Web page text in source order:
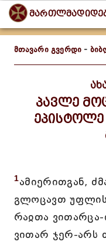
მთავარი გვერდი -
პავლე
1ამიერითგან,
გლოცავთ
რაჲთა ვითარცა-
ვითარ ჯერ-არს